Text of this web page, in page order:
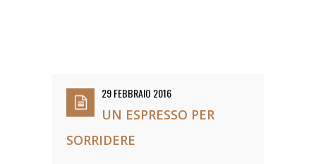
29 FEBBRAIO 2016
UN ESPRESSO PER
SORRIDERE